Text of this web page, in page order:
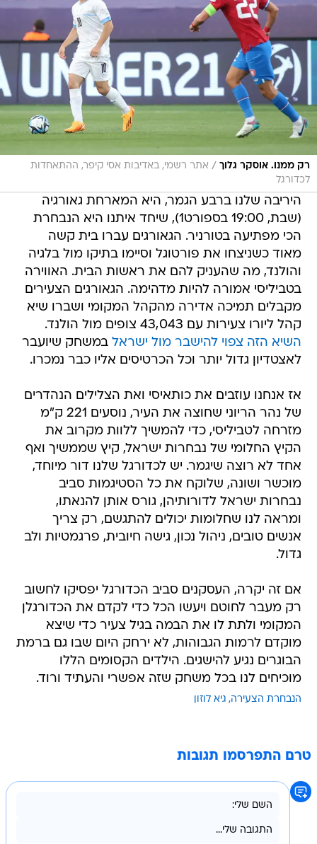
רק ממנו. אוסקר גלוך / אתר רשמי, באדיבות אסי קיפר, ההתאחדות
לכדורגל
היריבה שלנו ברבע הגמר, היא המארחת גאורגיה
(שבת, 19:00 בספורט1), שיחד איתנו היא הנבחרת
הכי מפתיעה בטורניר. הגאורגים עברו בית קשה
מאוד כשניצחו את פורטוגל וסיימו בתיקו מול בלגיה
והולנד, מה שהעניק להם את ראשות הבית. האווירה
בטביליסי אמורה להיות מדהימה. הגאורגים הצעירים
מקבלים תמיכה אדירה מהקהל המקומי ושברו שיא
קהל ליורו צעירות עם 43,043 צופים מול הולנד.
השיא הזה צפוי להישבר מול ישראל במשחק שיועבר
לאצטדיון גדול יותר וכל הכרטיסים אליו כבר נמכרו.
אז אנחנו עוזבים את כותאיסי ואת הצלילים הנהדרים
של נהר הריוני שחוצה את העיר, נוסעים 221 ק"מ
מזרחה לטביליסי, כדי להמשיך ללוות מקרוב את
הקיץ החלומי של נבחרות ישראל, קיץ שממשיך ואף
אחד לא רוצה שיגמר. יש לכדורגל שלנו דור מיוחד,
מוכשר ושונה, שלוקח את כל הסטיגמות סביב
נבחרות ישראל לדורותיהן, גורס אותן להנאתו,
ומראה לנו שחלומות יכולים להתגשם, רק צריך
אנשים טובים, ניהול נכון, גישה חיובית, פרגמטיות ולב
גדול.
אם זה יקרה, העסקנים סביב הכדורגל יפסיקו לחשוב
רק מעבר לחוטם ויעשו הכל כדי לקדם את הכדורגלן
המקומי ולתת לו את הבמה בגיל צעיר כדי שיצא
מוקדם לרמות הגבוהות, לא ירחק היום שבו גם ברמת
הבוגרים נגיע להישגים. הילדים הקסומים הללו
מוכיחים לנו בכל משחק שזה אפשרי והעתיד ורוד.
הנבחרת הצעירה גיא לוזון
טרם התפרסמו תגובות